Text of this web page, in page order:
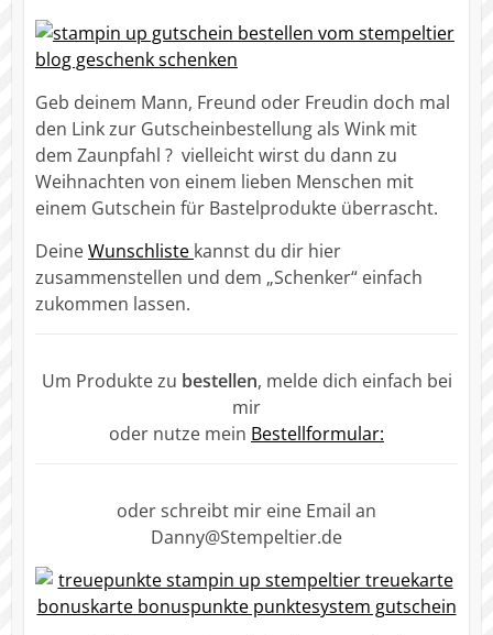
Geb deinem Mann, Freund oder Freudin doch mal
den Link zur Gutscheinbestellung als Wink mit
dem Zaunpfahl ? vielleicht wirst du dann zu
Weihnachten von einem lieben Menschen mit
einem Gutschein für Bastelprodukte überrascht.
DeineWunschliste kannst du dir hier
zusammenstellen und dem „Schenker“ einfach
zukommen lassen.
Um Produkte zu bestellen, melde dich einfach bei
mir
oder nutze mein Bestellformular:
oder schreibt mir eine Email an
Danny@Stempeltier.de